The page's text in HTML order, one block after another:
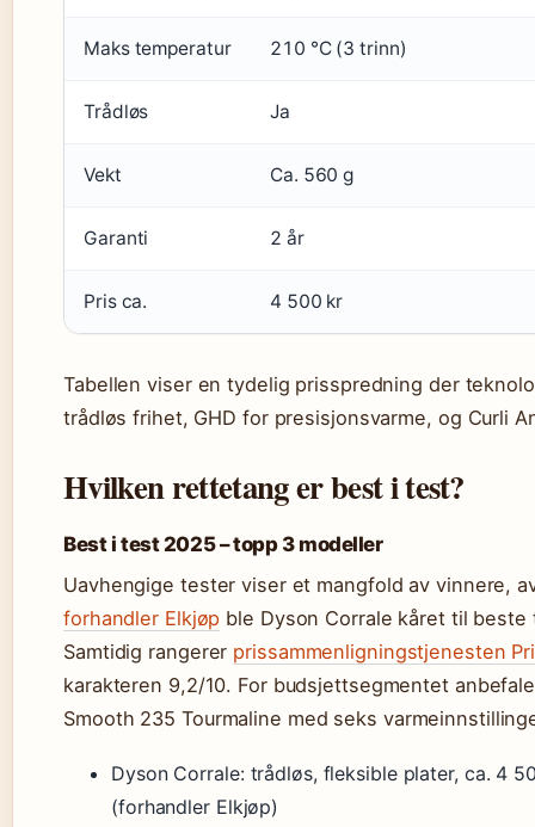
Maks temperatur 210 °C (3 trinn)
Trådløs Ja
Vekt Ca. 560 g
Garanti 2 år
Pris ca. 4 500 kr
Tabellen viser en tydelig prisspredning der
trådløs frihet, GHD for presisjonsvarme, og Curli
Hvilken rettetang er best i test?
Best i test 2025 – topp 3 modeller
Uavhengige tester viser et mangfold av vinnere,
forhandler Elkjøp ble Dyson Corrale kåret til
Samtidig rangerer prissammenligningstjenesten
karakteren 9,2/10. For budsjettsegmentet
Smooth 235 Tourmaline med seks
Dyson Corrale: trådløs, fleksible plater, ca. 4
(forhandler Elkjøp)